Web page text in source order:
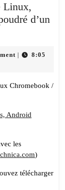
Linux,
d’un
8:05
Chromebook /
Android
les
)
télécharger